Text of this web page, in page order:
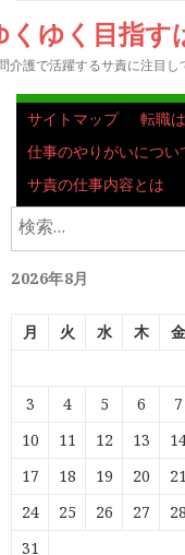
くゆく目指す
介護で活躍するサ責に注目し
サイトマップ
転職
仕事のやりがいについ
サ責の仕事内容とは
検
索:
2026年8月
月 火 水 木 金
3
4 5 6 7
10
11 12 13
17
18 19 20 21
24
25 26 27 28
31